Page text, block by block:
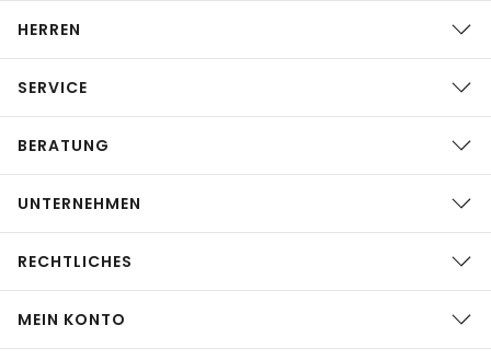
HERREN
SERVICE
BERATUNG
UNTERNEHMEN
RECHTLICHES
MEIN KONTO